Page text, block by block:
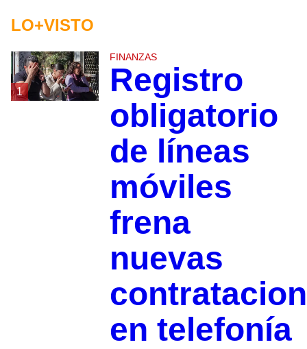
LO+VISTO
1
FINANZAS
Registro
obligatorio
de líneas
móviles
frena
nuevas
en telefonía